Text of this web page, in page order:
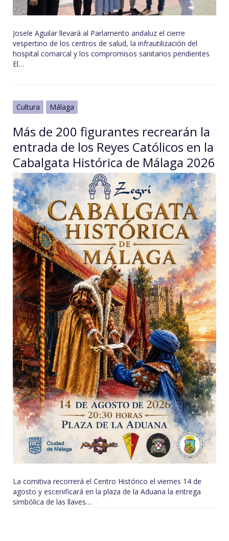
Josele Aguilar llevará al Parlamento andaluz el cierre
vespertino de los centros de salud, la infrautilización del
hospital comarcal y los compromisos sanitarios pendientes
El…
Cultura Málaga
Más de 200 figurantes recrearán la
entrada de los Reyes Católicos en la
Cabalgata Histórica de Málaga 2026
La comitiva recorrerá el Centro Histórico el viernes 14 de
agosto y escenificará en la plaza de la Aduana la entrega
simbólica de las llaves…